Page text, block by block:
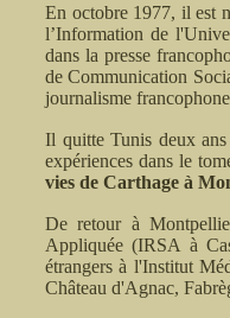
En octobre 1977, il est
l’Information de
dans la presse
de Communication
journalisme
Il quitte Tunis deux
expériences dans le
vies de Carthage à
De retour à
Appliquée (IRSA à
étrangers à l'Institut
Château d'Agnac,